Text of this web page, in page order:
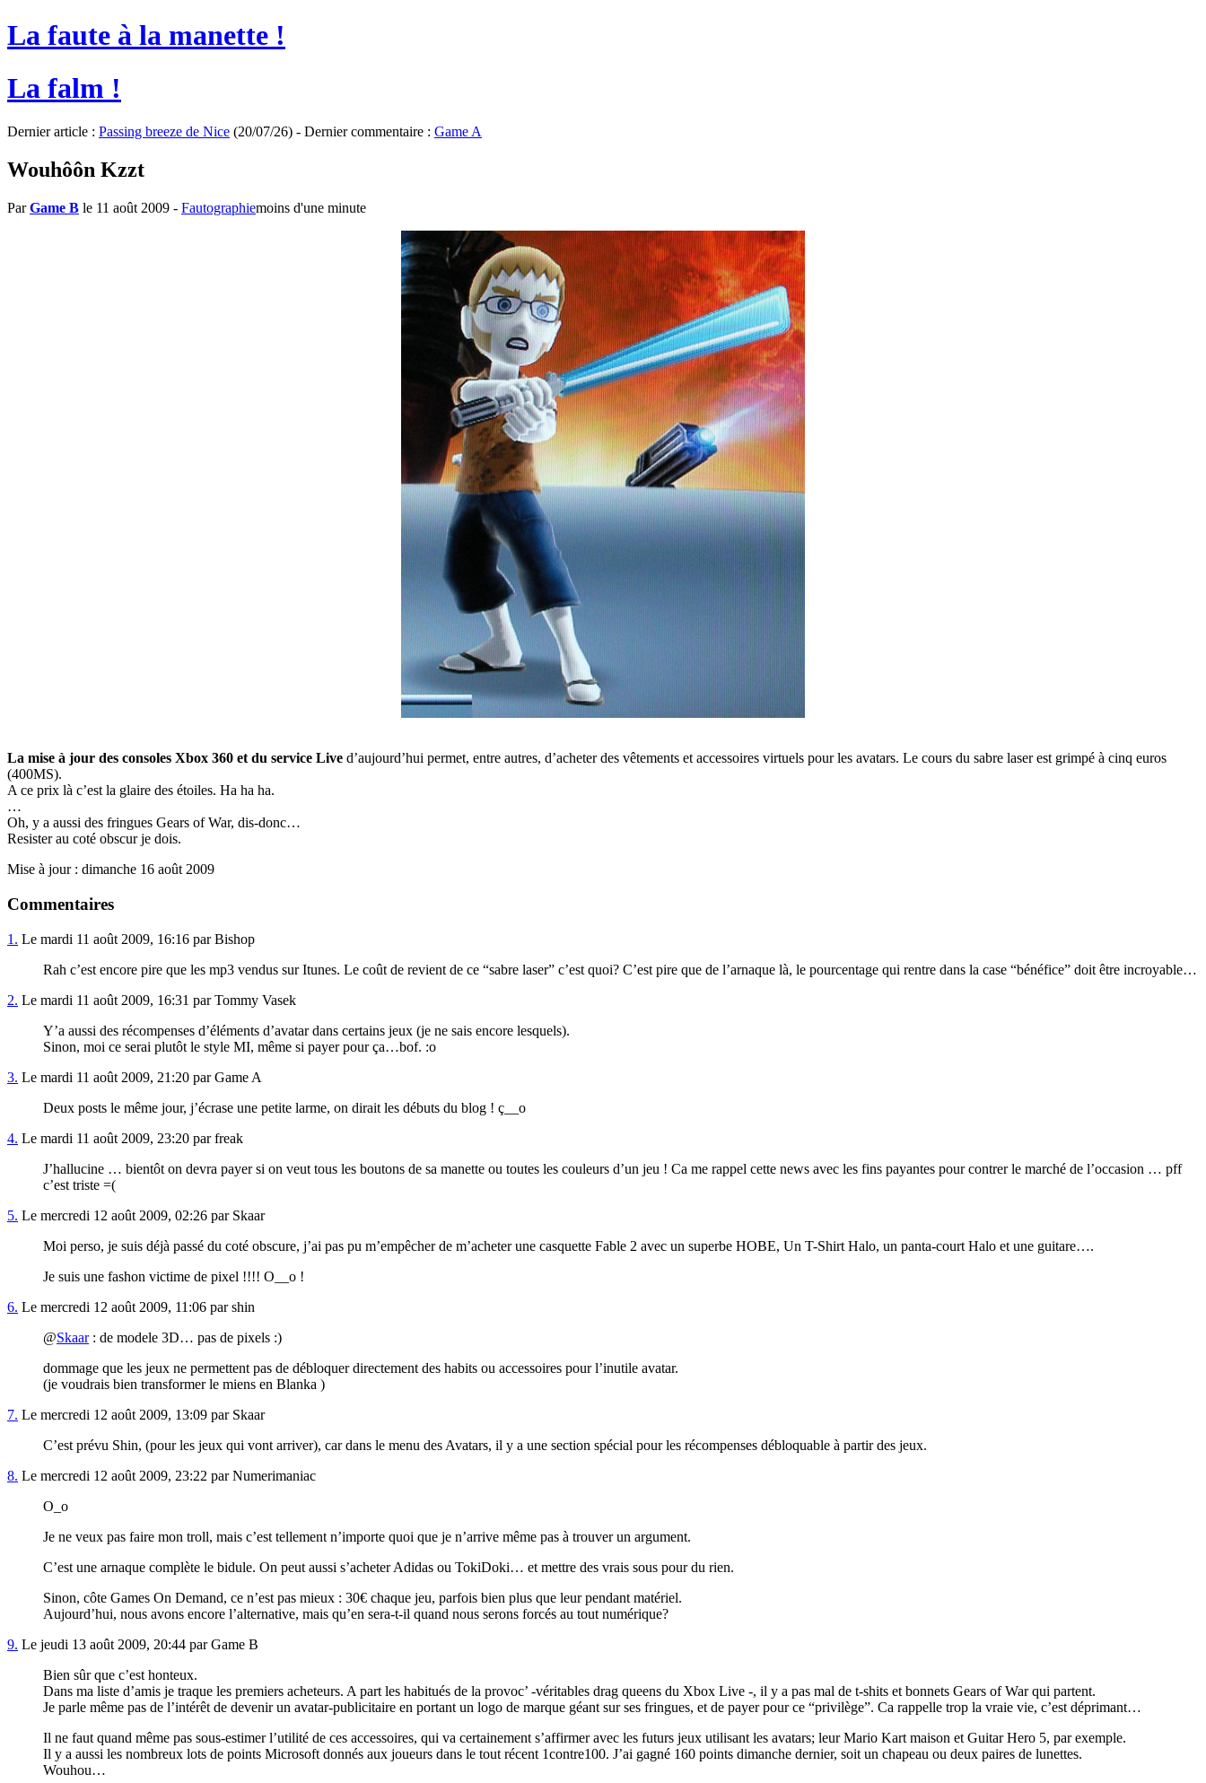
La faute à la manette !
La falm !
Dernier article : Passing breeze de Nice (20/07/26) - Dernier commentaire : Game A
Wouhôôn Kzzt
ParGame B le 11 août 2009 - Fautographiemoins d'une minute
La mise à jour des consoles Xbox 360 et du service Live d’aujourd’hui permet, entre autres, d’acheter des vêtements et accessoires virtuels pour les avatars. Le cours du sabre laser est grimpé à cinq euros
(400MS).
A ce prix là c’est la glaire des étoiles. Ha ha ha.
…
Oh, y a aussi des fringues Gears of War, dis-donc…
Resister au coté obscur je dois.
Mise à jour : dimanche 16 août 2009
Commentaires
1. Le mardi 11 août 2009, 16:16 par Bishop
Rah c’est encore pire que les mp3 vendus sur Itunes. Le coût de revient de ce “sabre laser” c’est quoi? C’est pire que de l’arnaque là, le pourcentage qui rentre dans la case “bénéfice” doit être incroyable…
2. Le mardi 11 août 2009, 16:31 par Tommy Vasek
Y’a aussi des récompenses d’éléments d’avatar dans certains jeux (je ne sais encore lesquels).
Sinon, moi ce serai plutôt le style MI, même si payer pour ça…bof. :o
3. Le mardi 11 août 2009, 21:20 par Game A
Deux posts le même jour, j’écrase une petite larme, on dirait les débuts du blog ! ç__o
4. Le mardi 11 août 2009, 23:20 par freak
J’hallucine … bientôt on devra payer si on veut tous les boutons de sa manette ou toutes les couleurs d’un jeu ! Ca me rappel cette news avec les fins payantes pour contrer le marché de l’occasion … pff
c’est triste =(
5. Le mercredi 12 août 2009, 02:26 par Skaar
Moi perso, je suis déjà passé du coté obscure, j’ai pas pu m’empêcher de m’acheter une casquette Fable 2 avec un superbe HOBE, Un T-Shirt Halo, un panta-court Halo et une guitare….
Je suis une fashon victime de pixel !!!! O__o !
6. Le mercredi 12 août 2009, 11:06 par shin
@Skaar: de modele 3D… pas de pixels :)
dommage que les jeux ne permettent pas de débloquer directement des habits ou accessoires pour l’inutile avatar.
(je voudrais bien transformer le miens en Blanka )
7. Le mercredi 12 août 2009, 13:09 par Skaar
C’est prévu Shin, (pour les jeux qui vont arriver), car dans le menu des Avatars, il y a une section spécial pour les récompenses débloquable à partir des jeux.
8. Le mercredi 12 août 2009, 23:22 par Numerimaniac
O_o
Je ne veux pas faire mon troll, mais c’est tellement n’importe quoi que je n’arrive même pas à trouver un argument.
C’est une arnaque complète le bidule. On peut aussi s’acheter Adidas ou TokiDoki… et mettre des vrais sous pour du rien.
Sinon, côte Games On Demand, ce n’est pas mieux : 30€ chaque jeu, parfois bien plus que leur pendant matériel.
Aujourd’hui, nous avons encore l’alternative, mais qu’en sera-t-il quand nous serons forcés au tout numérique?
9. Le jeudi 13 août 2009, 20:44 par Game B
Bien sûr que c’est honteux.
Dans ma liste d’amis je traque les premiers acheteurs. A part les habitués de la provoc’ -véritables drag queens du Xbox Live -, il y a pas mal de t-shits et bonnets Gears of War qui partent.
Je parle même pas de l’intérêt de devenir un avatar-publicitaire en portant un logo de marque géant sur ses fringues, et de payer pour ce “privilège”. Ca rappelle trop la vraie vie, c’est déprimant…
Il ne faut quand même pas sous-estimer l’utilité de ces accessoires, qui va certainement s’affirmer avec les futurs jeux utilisant les avatars; leur Mario Kart maison et Guitar Hero 5, par exemple.
Il y a aussi les nombreux lots de points Microsoft donnés aux joueurs dans le tout récent 1contre100. J’ai gagné 160 points dimanche dernier, soit un chapeau ou deux paires de lunettes.
Wouhou…